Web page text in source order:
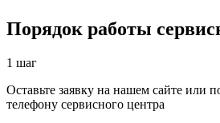
Порядок работы
1 шаг
Оставьте заявку на нашем сайте или
телефону сервисного центра